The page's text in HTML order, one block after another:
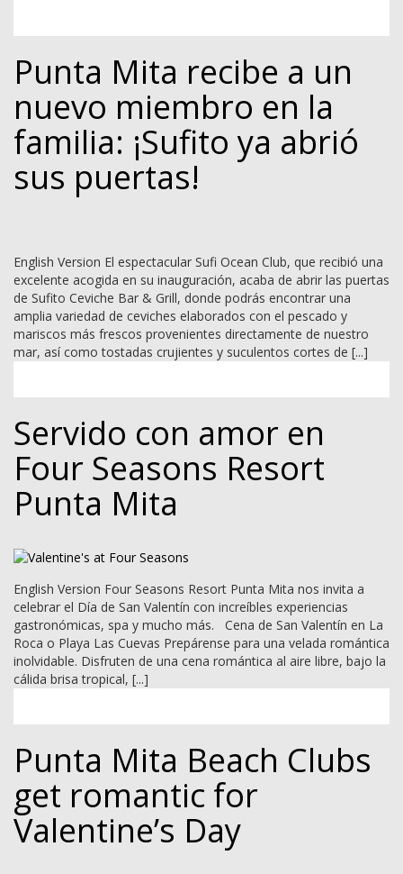
Punta Mita recibe a un
nuevo miembro en la
familia: ¡Sufito ya abrió
sus puertas!
English Version El espectacular Sufi Ocean Club, que recibió una
excelente acogida en su inauguración, acaba de abrir las puertas
de Sufito Ceviche Bar & Grill, donde podrás encontrar una
amplia variedad de ceviches elaborados con el pescado y
mariscos más frescos provenientes directamente de nuestro
mar, así como tostadas crujientes y suculentos cortes de [...]
Servido con amor en
Four Seasons Resort
Punta Mita
English Version Four Seasons Resort Punta Mita nos invita a
celebrar el Día de San Valentín con increíbles experiencias
gastronómicas, spa y mucho más. Cena de San Valentín en La
Roca o Playa Las Cuevas Prepárense para una velada romántica
inolvidable. Disfruten de una cena romántica al aire libre, bajo la
cálida brisa tropical, [...]
Punta Mita Beach Clubs
get romantic for
Valentine’s Day